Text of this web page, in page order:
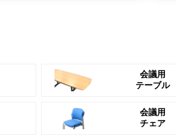
会議用
テーブル
会議用
チェア